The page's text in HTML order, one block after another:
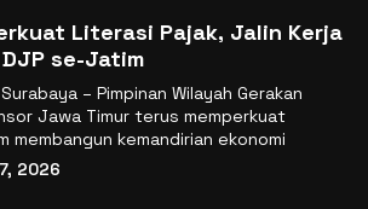
Literasi Pajak, Jalin Kerja
se-Jatim
– Pimpinan Wilayah Gerakan
Jawa Timur terus memperkuat
membangun kemandirian ekonomi
2026